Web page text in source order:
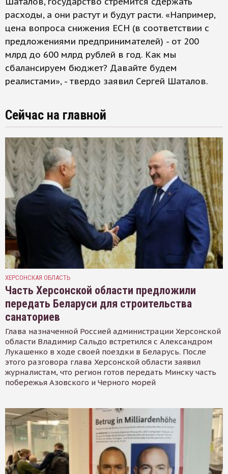
расходы, а они растут и будут расти. «Например,
цена вопроса снижения ЕСН (в соответствии с
предложениями предпринимателей) - от 200
млрд до 600 млрд рублей в год. Как мы
сбалансируем бюджет? Давайте будем
реалистами», - твердо заявил Сергей Шаталов.
Сейчас на главной
ХЕРСОНСКАЯ ОБЛАСТЬ
Часть Херсонской области предложили
передать Беларуси для строительства
санаториев
Глава назначенной Россией администрации Херсонской
области Владимир Сальдо встретился с Александром
Лукашенко в ходе своей поездки в Беларусь. После
этого разговора глава Херсонской области заявил
журналистам, что регион готов передать Минску часть
побережья Азовского и Черного морей